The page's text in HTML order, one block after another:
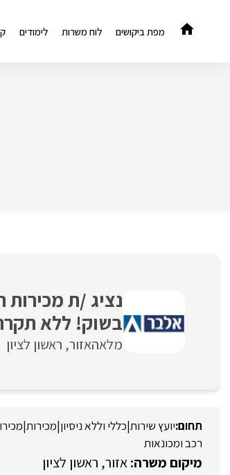
מפת ביקושים לוח משרות לימודים
נציג /ת
בשוק! ללא
מלאהאזור ראשון לציון
יועץ שירות|כללי וללא ניסיון|מכירות|
רכב ומכונאות
אזור ראשון לציון